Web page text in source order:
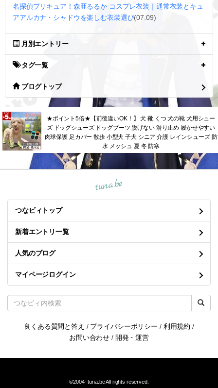
名探偵プリキュア！森亜るるか コスプレ衣装｜通常衣装とキュ
アアルカナ・シャドウを楽しむ衣装選び(07.09)
月別エントリー
タグ一覧
ブログトップ
★ポイント5倍★【前後違いOK！】 犬 靴 くつ 犬の靴 犬用シュー
ズ ドッグシューズ ドッグブーツ 脱げない 滑り止め 履かせやすい
肉球保護 足カバー 散歩 小型犬 子犬 シニア 介護 レインシューズ 防
水 メッシュ 夏 冬 防寒
tuna.be
つなビィトップ
新着エントリ一覧
人気のブログ
マイページログイン
良くある質問と答え / プライバシーポリシー / 利用規約 /
お問い合わせ / 開発・運営
©2004-tuna.beAll rights reserved.